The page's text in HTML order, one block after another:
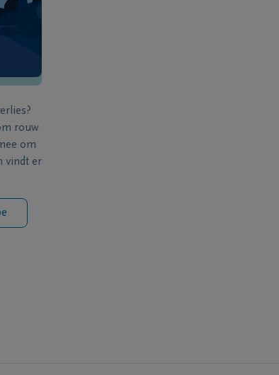
rouw
om
vindt er